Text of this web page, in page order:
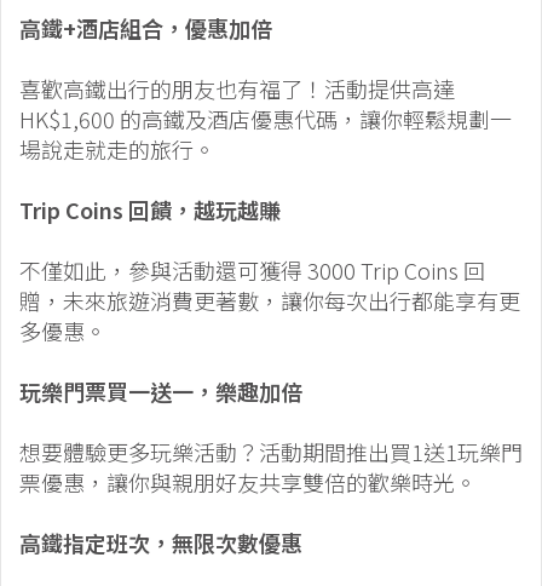
高鐵+酒店組合，優惠加倍
喜歡高鐵出行的朋友也有福了！活動提供高達
HK$1,600 的高鐵及酒店優惠代碼，讓你輕鬆規劃一
場說走就走的旅行。
Trip Coins 回饋，越玩越賺
不僅如此，參與活動還可獲得 3000 Trip Coins 回
贈，未來旅遊消費更著數，讓你每次出行都能享有更
多優惠。
玩樂門票買一送一，樂趣加倍
想要體驗更多玩樂活動？活動期間推出買1送1玩樂門
票優惠，讓你與親朋好友共享雙倍的歡樂時光。
高鐵指定班次，無限次數優惠